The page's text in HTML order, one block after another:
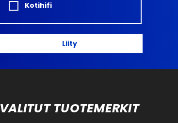
Kotihifi
Liity
VALITUT TUOTEMERKIT